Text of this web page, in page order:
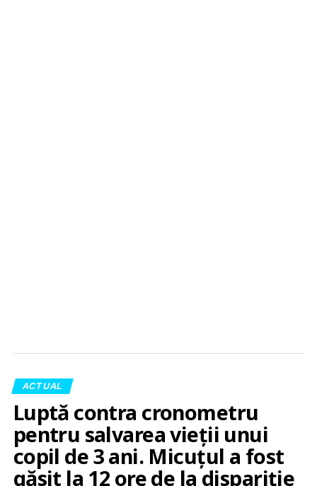
ACTUAL
Luptă contra cronometru
pentru salvarea vieții unui
copil de 3 ani. Micuțul a fost
găsit la 12 ore de la dispariție